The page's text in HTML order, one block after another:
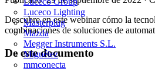
Luceco Lighting
Masterplug
Mazda
Megger Instruments S.L.
Miguélez
mmconecta
Descubre en este webinar cómo la
combinaciones de soluciones de
De este documento